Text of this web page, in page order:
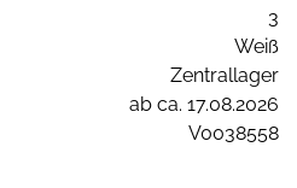
3
Weiß
Zentrallager
ab ca. 17.08.2026
V0038558